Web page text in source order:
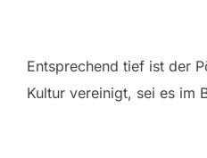
Entsprechend tief ist der
Kultur vereinigt, sei es im